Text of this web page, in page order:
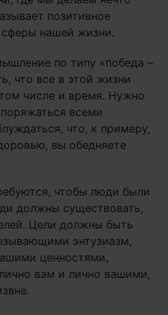
позитивное
сферы нашей жизни.
по типу «победа –
что все в этой жизни
числе и время. Нужно
всеми
что, к примеру,
вы обедняете
чтобы люди были
должны существовать,
Цели должны быть
энтузиазм,
ценностями,
вам и лично вашими,